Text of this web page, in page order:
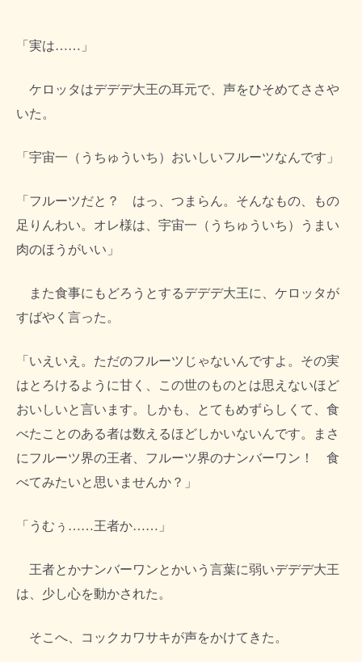
「実は……」
ケロッタはデデデ大王の耳元で、声をひそめてささや
いた。
「宇宙一（うちゅういち）おいしいフルーツなんです」
「フルーツだと？ はっ、つまらん。そんなもの、もの
足りんわい。オレ様は、宇宙一（うちゅういち）うまい
肉のほうがいい」
また食事にもどろうとするデデデ大王に、ケロッタが
すばやく言った。
「いえいえ。ただのフルーツじゃないんですよ。その実
はとろけるように甘く、この世のものとは思えないほど
おいしいと言います。しかも、とてもめずらしくて、食
べたことのある者は数えるほどしかいないんです。まさ
にフルーツ界の王者、フルーツ界のナンバーワン！ 食
べてみたいと思いませんか？」
「うむぅ……王者か……」
王者とかナンバーワンとかいう言葉に弱いデデデ大王
は、少し心を動かされた。
そこへ、コックカワサキが声をかけてきた。